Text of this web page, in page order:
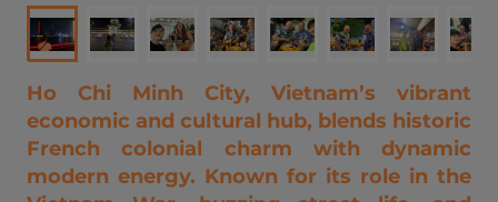
Ho Chi Minh City, Vietnam’s vibrant
economic and cultural hub, blends historic
French colonial charm with dynamic
modern energy. Known for its role in the